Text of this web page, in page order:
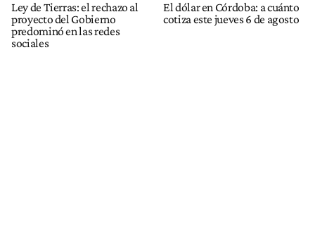
Ley de Tierras: el rechazo al
proyecto del Gobierno
predominó en las redes
sociales
El dólar en Córdoba: a cuánto
cotiza este jueves 6 de agosto